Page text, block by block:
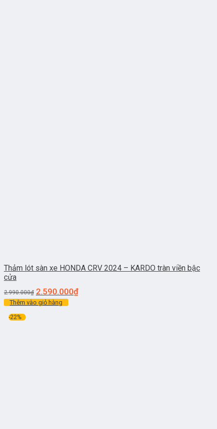
Thảm lót sàn xe HONDA CRV 2024 – KARDO tràn viền bậc
cửa
2.990.000₫ 2.590.000₫
Thêm vào giỏ hàng
-22%